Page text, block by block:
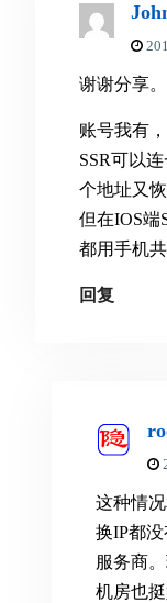
谢谢分享。
账号我有
SSR可以
个地址又
但在IOS端
都用手机
回复
这种情
换IP都
服务商
机房也